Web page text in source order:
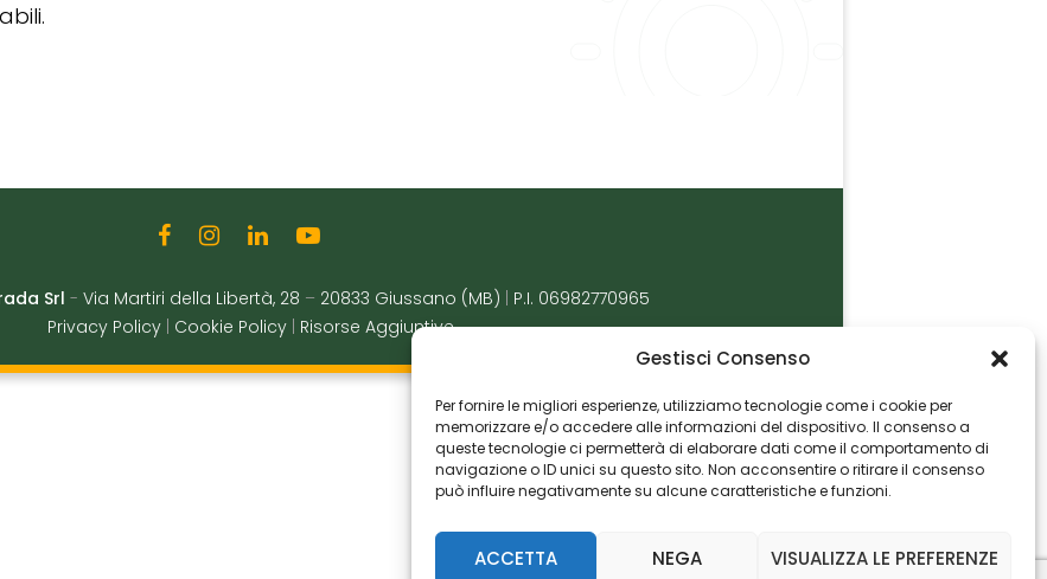
Gestisci Consenso
Per fornire le migliori esperienze, utilizziamo tecnologie come i cookie per
memorizzare e/o accedere alle informazioni del dispositivo. Il consenso a
queste tecnologie ci permetterà di elaborare dati come il comportamento di
navigazione o ID unici su questo sito. Non acconsentire o ritirare il consenso
può influire negativamente su alcune caratteristiche e funzioni.
ACCETTA NEGA VISUALIZZA LE PREFERENZE
Srl - Via Martiri della Libertà, 28 – 20833 Giussano (MB)
P.I. 06982770965
Privacy Policy
Cookie Policy Risorse Aggiuntive